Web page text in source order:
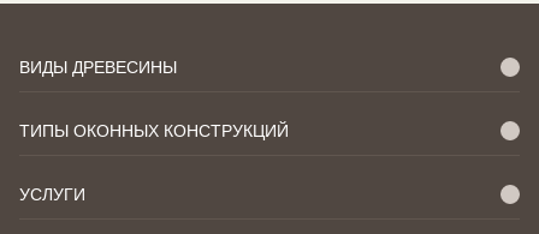
ВИДЫ ДРЕВЕСИНЫ
ТИПЫ ОКОННЫХ КОНСТРУКЦИЙ
УСЛУГИ